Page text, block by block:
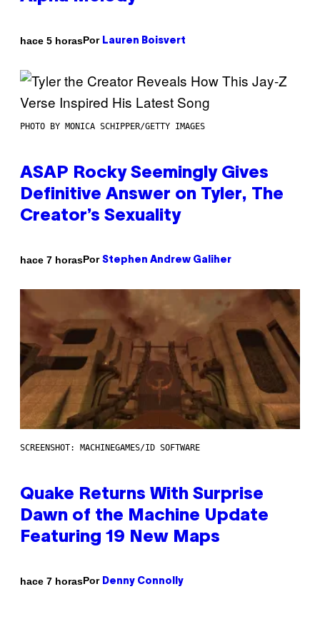
hace 5 horasPor Lauren Boisvert
PHOTO BY MONICA SCHIPPER/GETTY IMAGES
ASAP Rocky Seemingly Gives
Definitive Answer on Tyler, The
Creator’s Sexuality
hace 7 horasPor Stephen Andrew Galiher
SCREENSHOT: MACHINEGAMES/ID SOFTWARE
Quake Returns With Surprise
Dawn of the Machine Update
Featuring 19 New Maps
hace 7 horasPor Denny Connolly